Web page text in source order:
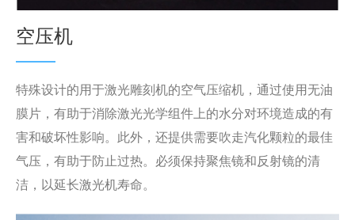
空压机
特殊设计的用于激光雕刻机的空气压缩机，通过使用无油
膜片，有助于消除激光光学组件上的水分对环境造成的有
害和破坏性影响。此外，还提供需要吹走汽化颗粒的最佳
气压，有助于防止过热。必须保持聚焦镜和反射镜的清
洁，以延长激光机寿命。